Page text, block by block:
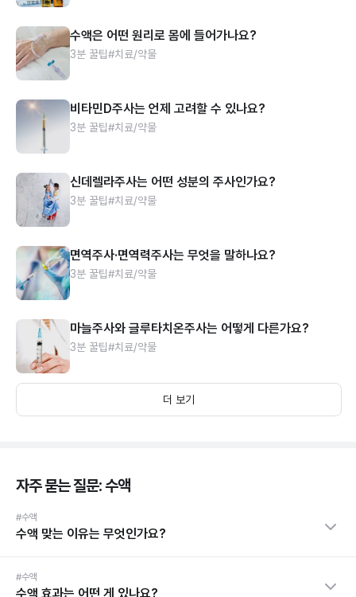
수액은 어떤 원리로 몸에 들어가나요?
3분 꿀팁#치료/약물
비타민D주사는 언제 고려할 수 있나요?
3분 꿀팁#치료/약물
신데렐라주사는 어떤 성분의 주사인가요?
3분 꿀팁#치료/약물
면역주사·면역력주사는 무엇을 말하나요?
3분 꿀팁#치료/약물
마늘주사와 글루타치온주사는 어떻게 다른가요?
3분 꿀팁#치료/약물
더 보기
자주 묻는 질문: 수액
#수액
수액 맞는 이유는 무엇인가요?
#수액
수액 효과는 어떤 게 있나요?